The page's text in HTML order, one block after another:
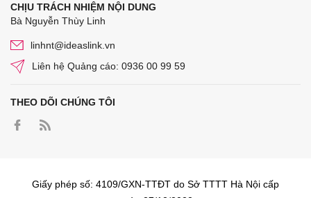
CHỊU TRÁCH NHIỆM NỘI DUNG
Bà Nguyễn Thùy Linh
linhnt@ideaslink.vn
Liên hệ Quảng cáo: 0936 00 99 59
THEO DÕI CHÚNG TÔI
Giấy phép số: 4109/GXN-TTĐT do Sở TTTT Hà Nội cấp